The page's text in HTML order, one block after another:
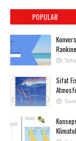
POPULAR
Sifat